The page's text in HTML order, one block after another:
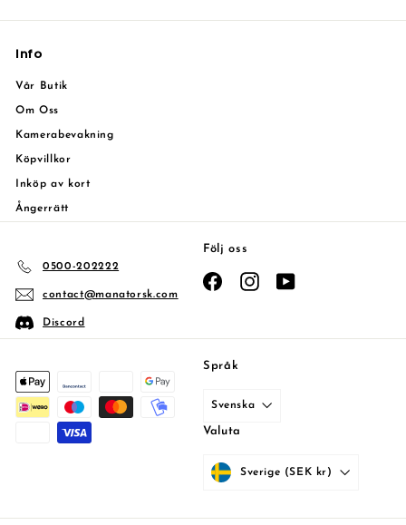
email
Info
Vår Butik
Om Oss
Kamerabevakning
Köpvillkor
Inköp av kort
Ångerrätt
0500-202222
contact@manatorsk.com
Discord
Följ oss
FacebookInstagram
Språk
Svenska
Valuta
Sverige (SEK kr)